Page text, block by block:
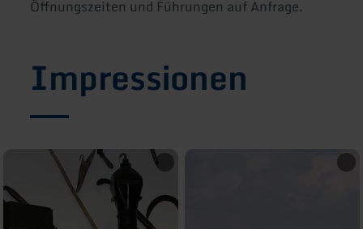
Öffnungszeiten und Führungen auf Anfrage.
Impressionen